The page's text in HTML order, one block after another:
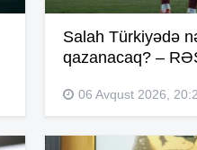
Salah Türkiyədə
qazanacaq? –
06 Avqust 2026,